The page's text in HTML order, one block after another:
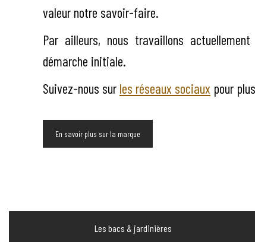
valeur notre savoir-faire.
Par ailleurs, nous travaillons
démarche initiale.
Suivez-nous sur les réseaux sociaux pour
En savoir plus sur la marque
Les bacs & jardinières